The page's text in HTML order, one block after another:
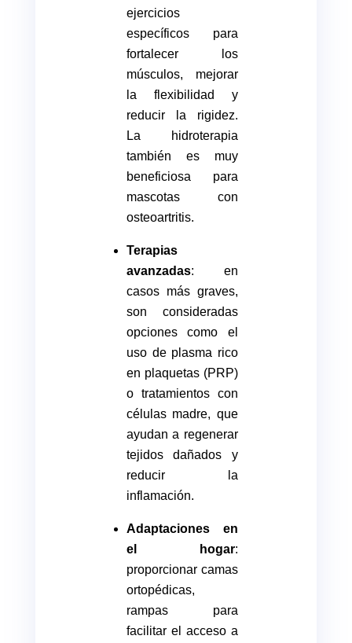
ejercicios
específicos para
fortalecer los
músculos, mejorar
la flexibilidad y
reducir la rigidez.
La hidroterapia
también es muy
beneficiosa para
mascotas con
osteoartritis.
Terapias
avanzadas: en
casos más graves,
son consideradas
opciones como el
uso de plasma rico
en plaquetas (PRP)
o tratamientos con
células madre, que
ayudan a regenerar
tejidos dañados y
reducir la
inflamación.
Adaptaciones en
el hogar:
proporcionar camas
ortopédicas,
rampas para
facilitar el acceso a